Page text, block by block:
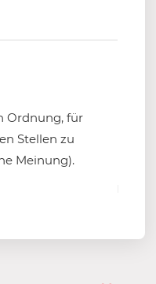
Ordnung, für
Stellen zu
Meinung).